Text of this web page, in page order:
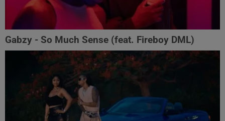
Gabzy - So Much Sense (feat. Fireboy DML)